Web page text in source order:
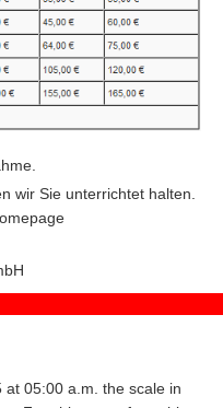
wir Sie unterrichtet halten.
05:00 a.m. the scale in